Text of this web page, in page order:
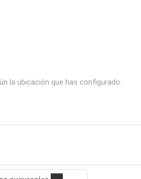
la ubicación que has configurado: